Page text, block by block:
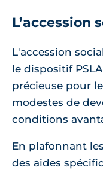
L’accession
L'accession
le dispositif
précieuse pour
modestes de
conditions
En plafonnant
des aides